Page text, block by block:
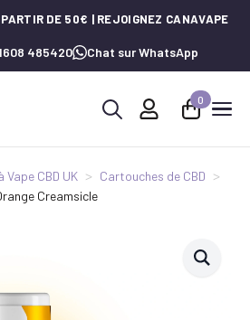
DE 50€ | REJOIGNEZ CANAVAPE
485420 Chat sur WhatsApp
0
Vape CBD UK
Cartouches de CBD
Creamsicle